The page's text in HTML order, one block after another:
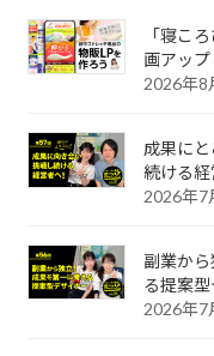
「寝こ
画アッ
2026年8
成果に
続ける経
2026年7
副業か
る提案
2026年7